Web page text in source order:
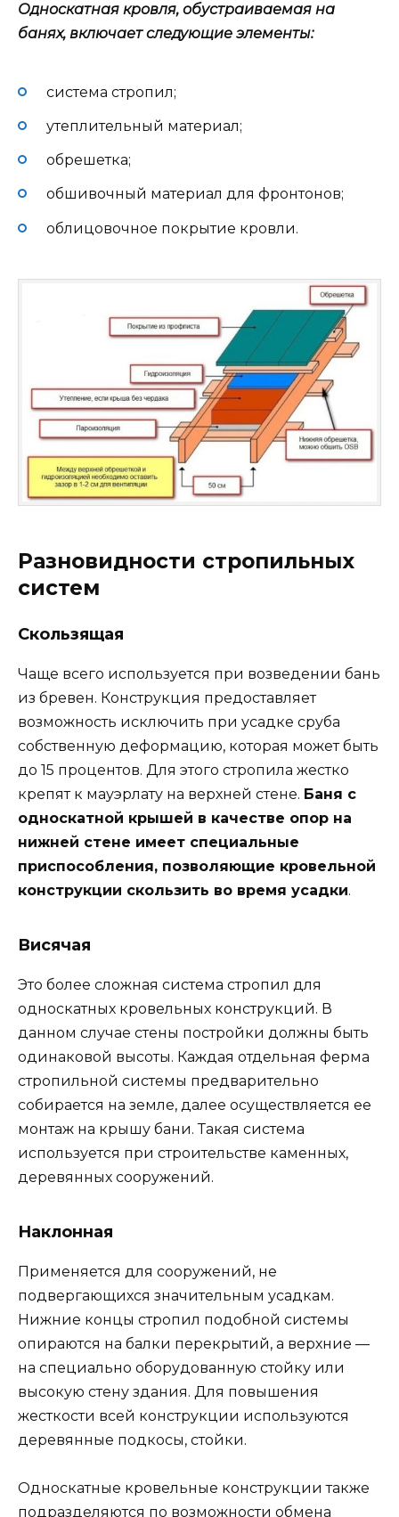
Односкатная кровля, обустраиваемая на
банях, включает следующие элементы:
система стропил;
утеплительный материал;
обрешетка;
обшивочный материал для фронтонов;
облицовочное покрытие кровли.
Разновидности стропильных
систем
Скользящая
Чаще всего используется при возведении бань
из бревен. Конструкция предоставляет
возможность исключить при усадке сруба
собственную деформацию, которая может быть
до 15 процентов. Для этого стропила жестко
крепят к мауэрлату на верхней стене. Баня с
односкатной крышей в качестве опор на
нижней стене имеет специальные
приспособления, позволяющие кровельной
конструкции скользить во время усадки.
Висячая
Это более сложная система стропил для
односкатных кровельных конструкций. В
данном случае стены постройки должны быть
одинаковой высоты. Каждая отдельная ферма
стропильной системы предварительно
собирается на земле, далее осуществляется ее
монтаж на крышу бани. Такая система
используется при строительстве каменных,
деревянных сооружений.
Наклонная
Применяется для сооружений, не
подвергающихся значительным усадкам.
Нижние концы стропил подобной системы
опираются на балки перекрытий, а верхние —
на специально оборудованную стойку или
высокую стену здания. Для повышения
жесткости всей конструкции используются
деревянные подкосы, стойки.
Односкатные кровельные конструкции также
подразделяются по возможности обмена